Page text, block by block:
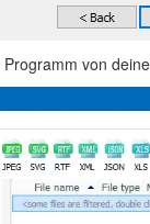
Programm von